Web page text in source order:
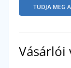
TUDJA MEG
Vásárlói